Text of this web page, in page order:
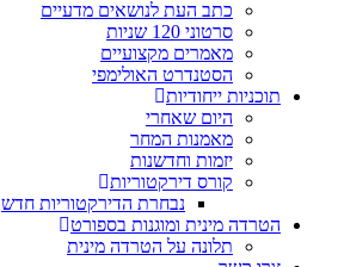
כתב העת לנושאים מדעיים
סרטוני 120 שניות
מאמרים מקצועיים
הסטנדרט האולימפי
תוכניות ייחודיות
היום שאחרי
מאמנות המחר
יזמות וחדשנות
קורס דירקטוריות
נבחרת הדירקטוריות חדש
הטרדה מינית ומוגנות בספורט
תלונה על הטרדה מינית